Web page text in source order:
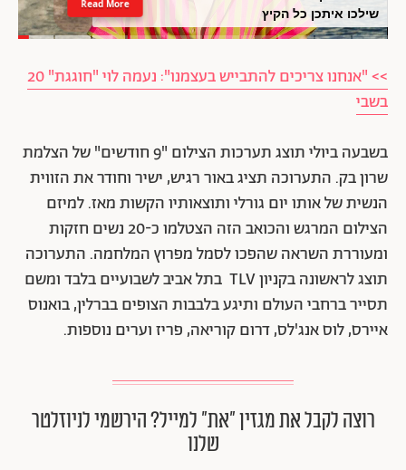
שילכו איתכן כל הקיץ
Read More
>> "אנחנו צריכים להתבייש בעצמנו": נעמה לוי "חוגגת" 20
בשבי
בשבעה ביולי תוצג תערכות הצילום "9 חודשים" של הצלמת
שרון בק. התערוכה תציג באור רגיש, ישיר וחודר את הזווית
הנשית של אותו יום גורלי ותוצאותיו הקשות מאז. למיזם
הצילום המרגש והכואב הזה הצטלמו כ-20 נשים חזקות
ומעוררת השראה שהפכו לסמל מפרוץ המלחמה. התערוכה
תוצג לראשונה בקניון TLV בתל אביב לשבועיים בלבד ומשם
תסייר ברחבי העולם ותיגע בלבבות הצופים בברלין, בואנוס
איירס, לוס אנג'לס, דרום קוריאה, פריז וערים נוספות.
רוצה לקבל את מגזין ״את״ למייל? הירשמי לניוזלטר
שלנו